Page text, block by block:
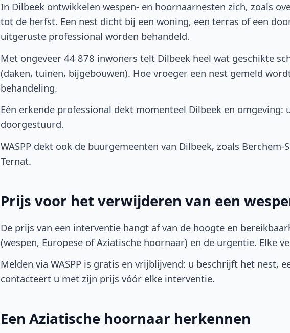
In Dilbeek ontwikkelen wespen- en hoornaarnesten zich, zoals
tot de herfst. Een nest dicht bij een woning, een terras of een
uitgeruste professional worden behandeld.
Met ongeveer 44 878 inwoners telt Dilbeek heel wat geschikte
(daken, tuinen, bijgebouwen). Hoe vroeger een nest gemeld
behandeling.
Eén erkende professional dekt momenteel Dilbeek en
doorgestuurd.
WASPP dekt ook de buurgemeenten van Dilbeek, zoals
Ternat.
Prijs voor het verwijderen van een
De prijs van een interventie hangt af van de hoogte en
(wespen, Europese of Aziatische hoornaar) en de urgentie. Elke
Melden via WASPP is gratis en vrijblijvend: u beschrijft het nest,
contacteert u met zijn prijs vóór elke interventie.
Een Aziatische hoornaar herkennen